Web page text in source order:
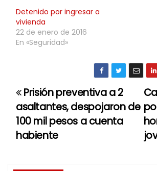
Detenido por ingresar a
vivienda
22 de enero de 2016
En «Seguridad»
N
a
v
Prisión preventiva a 2
asaltantes, despojaron de
100 mil pesos a cuenta
habiente